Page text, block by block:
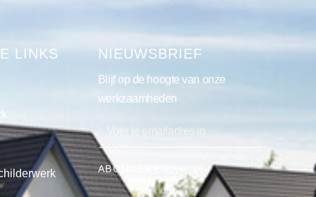
LINKS NIEUWSBRIEF
Blijf op de hoogte van onze
werkzaamheden
ABONNEREN ⟶